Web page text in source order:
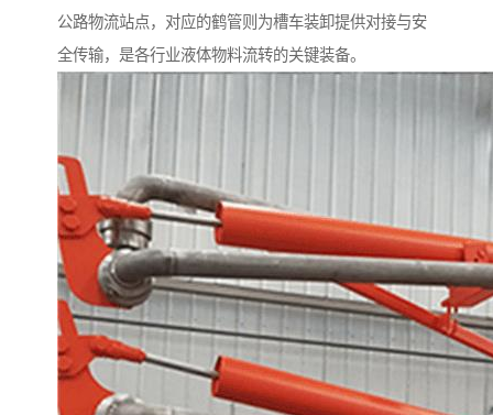
公路物流站点，对应的鹤管则为槽车装卸提供对接与安
全传输，是各行业液体物料流转的关键装备。